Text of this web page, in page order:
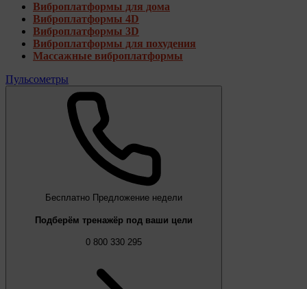
Виброплатформы для дома
Виброплатформы 4D
Виброплатформы 3D
Виброплатформы для похудения
Массажные виброплатформы
Пульсометры
Бесплатно Предложение недели
Подберём тренажёр под ваши цели
0 800 330 295